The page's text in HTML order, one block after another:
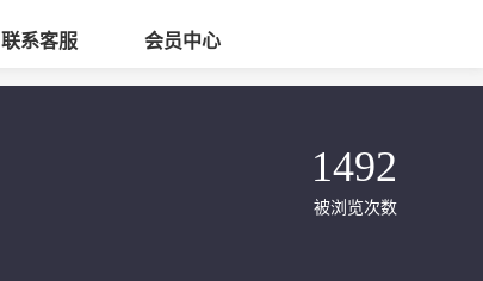
联系客服 会员中心
1492
被浏览次数